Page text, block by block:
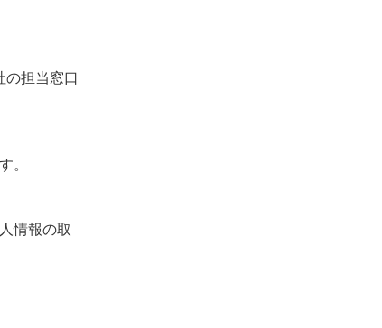
の担当窓口
。
情報の取